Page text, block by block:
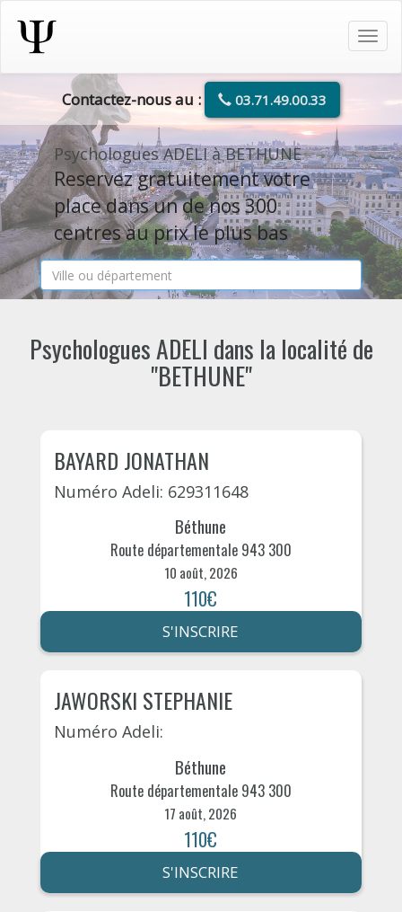
Contactez-nous au : 03.71.49.00.33
Psychologues ADELI à BETHUNE
Reservez gratuitement votre
place dans un de nos 300
centres au prix le plus bas
Psychologues ADELI dans la localité de
"BETHUNE"
BAYARD JONATHAN
Numéro Adeli: 629311648
Béthune
Route départementale 943 300
10 août, 2026
110€
S'INSCRIRE
JAWORSKI STEPHANIE
Numéro Adeli:
Béthune
Route départementale 943 300
17 août, 2026
110€
S'INSCRIRE